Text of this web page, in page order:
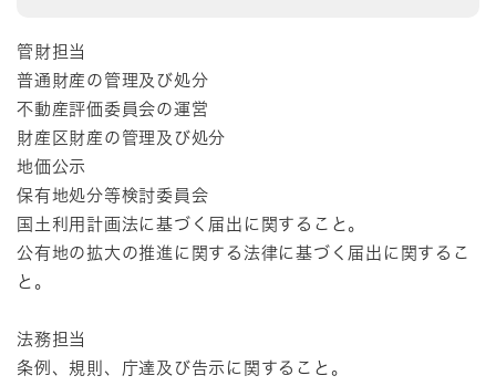
管財担当
普通財産の管理及び処分
不動産評価委員会の運営
財産区財産の管理及び処分
地価公示
保有地処分等検討委員会
国土利用計画法に基づく届出に関すること。
公有地の拡大の推進に関する法律に基づく届出に関するこ
と。
法務担当
条例、規則、庁達及び告示に関すること。